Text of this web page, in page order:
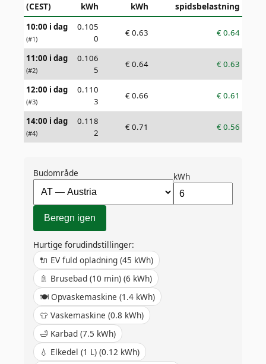
(CEST)
kWh
kWh
spidsbelastning
10:00 i dag
(#1)
0.105
0
€0.63 €0.64
11:00 i dag
(#2)
0.106
5
€ 0.64 €0.63
12:00 i dag
(#3)
0.110
3
€0.66 €0.61
14:00 i dag
(#4)
0.118
2
€ 0.71 €0.56
Budområde kWh
Beregn igen
Hurtige forudindstillinger:
🔌 EV fuld opladning (45 kWh)
🚿 Brusebad (10 min) (6 kWh)
🍽️ Opvaskemaskine (1.4 kWh)
👕 Vaskemaskine (0.8 kWh)
🛁 Karbad (7.5 kWh)
💧 Elkedel (1 L) (0.12 kWh)